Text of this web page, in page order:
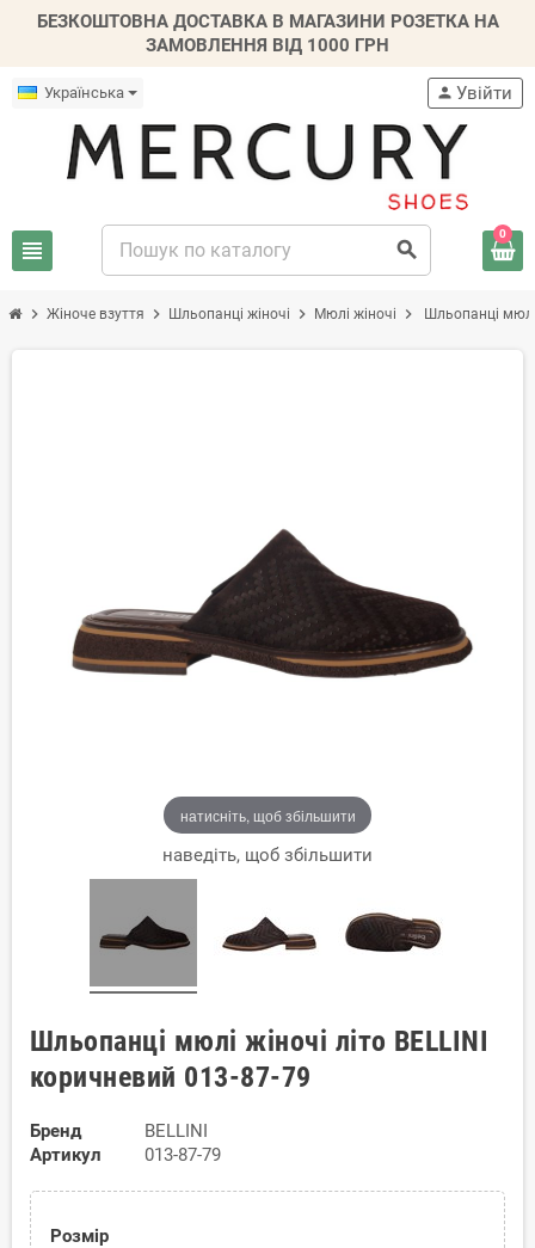
БЕЗКОШТОВНА ДОСТАВКА В МАГАЗИНИ РОЗЕТКА НА
ЗАМОВЛЕННЯ ВІД 1000 ГРН
Українська
view_headline search
person Увійти
0
chevron_right Жіноче взуття chevron_right Шльопанці жіночі chevron_right Мюлі жіночі chevron_right Шльопанці
натисніть, щоб збільшити
наведіть, щоб збільшити
Шльопанці мюлі жіночі літо BELLINI
коричневий 013-87-79
Бренд
BELLINI
Артикул
013-87-79
Розмір